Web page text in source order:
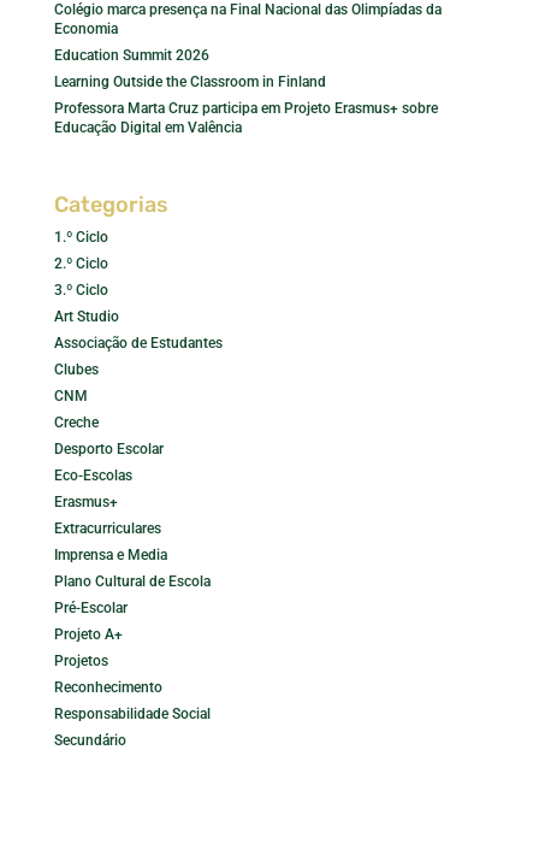
Colégio marca presença na Final Nacional das Olimpíadas da
Economia
Education Summit 2026
Learning Outside the Classroom in Finland
Professora Marta Cruz participa em Projeto Erasmus+ sobre
Educação Digital em Valência
Categorias
1.º Ciclo
2.º Ciclo
3.º Ciclo
Art Studio
Associação de Estudantes
Clubes
CNM
Creche
Desporto Escolar
Eco-Escolas
Erasmus+
Extracurriculares
Imprensa e Media
Plano Cultural de Escola
Pré-Escolar
Projeto A+
Projetos
Reconhecimento
Responsabilidade Social
Secundário